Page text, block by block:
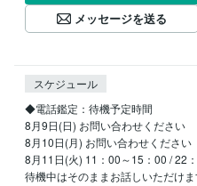
メッセージを送る
スケジュール
◆電話鑑定：待機予定時間
8月9日(日) お問い合わせください
8月10日(月) お問い合わせください
8月11日(火) 11：00～15：00 / 22
待機中はそのままお話しいただけ